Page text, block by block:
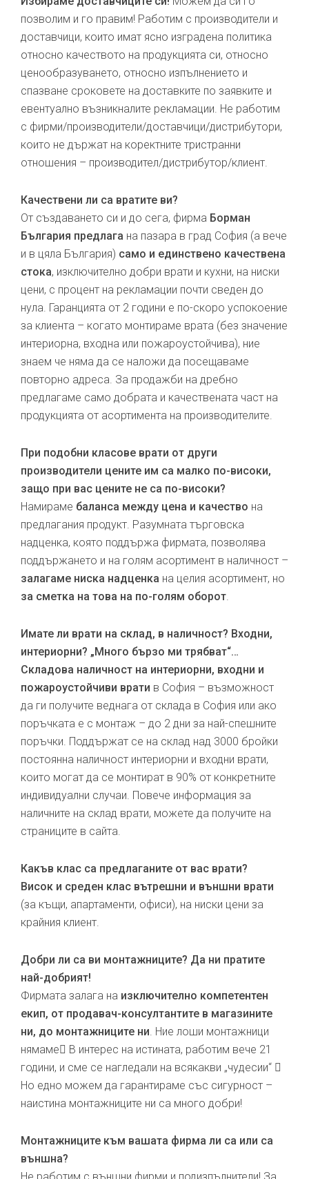
позволим и го правим! Работим с производители и
доставчици, които имат ясно изградена политика
относно качеството на продукцията си, относно
ценообразуването, относно изпълнението и
спазване сроковете на доставките по заявките и
евентуално възникналите рекламации. Не работим
с фирми/производители/доставчици/дистрибутори,
които не държат на коректните тристранни
отношения – производител/дистрибутор/клиент.
Качествени ли са вратите ви?
От създаването си и до сега, фирма Борман
България предлага на пазара в град София (а вече
и в цяла България) само и единствено качествена
стока, изключително добри врати и кухни, на ниски
цени, с процент на рекламации почти сведен до
нула. Гаранцията от 2 години е по-скоро успокоение
за клиента – когато монтираме врата (без значение
интериорна, входна или пожароустойчива), ние
знаем че няма да се наложи да посещаваме
повторно адреса. За продажби на дребно
предлагаме само добрата и качествената част на
продукцията от асортимента на производителите.
При подобни класове врати от други
производители цените им са малко по-високи,
защо при вас цените не са по-високи?
Намираме баланса между цена и качество на
предлагания продукт. Разумната търговска
надценка, която поддържа фирмата, позволява
поддържането и на голям асортимент в наличност –
залагаме ниска надценка на целия асортимент, но
за сметка на това на по-голям оборот
Имате ли врати на склад, в наличност? Входни,
интериорни? „Много бързо ми трябват“…
Складова наличност на интериорни, входни и
пожароустойчиви врати в София – възможност
да ги получите веднага от склада в София или ако
поръчката е с монтаж – до 2 дни за най-спешните
поръчки. Поддържат се на склад над 3000 бройки
постоянна наличност интериорни и входни врати,
които могат да се монтират в 90% от конкретните
индивидуални случаи. Повече информация за
наличните на склад врати, можете да получите на
страниците в сайта.
Какъв клас са предлаганите от вас врати?
Висок и среден клас вътрешни и външни врати
(за къщи, апартаменти, офиси), на ниски цени за
крайния клиент.
Добри ли са ви монтажниците? Да ни пратите
най-добрият!
Фирмата залага на изключително компетентен
екип, от продавач-консултантите в магазините
ни, до монтажниците ни . Ние лоши монтажници
нямаме В интерес на истината, работим вече 21
години, и сме се нагледали на всякакви „чудесии“ 
Но едно можем да гарантираме със сигурност –
наистина монтажниците ни са много добри!
Монтажниците към вашата фирма ли са или са
външна?